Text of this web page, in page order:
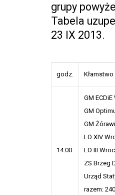
grupy
Tabela
23 IX 2013.
godz.
14:00
GM
GM
GM
LO XIV
LO III
ZS Brzeg
Urząd
razem: 240